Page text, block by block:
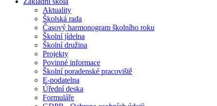
Aktuality
Školská rada
Časový harmonogram školního roku
Školní jídelna
Školní družina
Projekty
Povinné informace
Školní poradenské pracoviště
E-podatelna
Úřední deska
Formuláře